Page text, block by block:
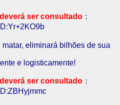
ser consultado ：
eliminará bilhões de sua
e logisticamente!
ser consultado ：